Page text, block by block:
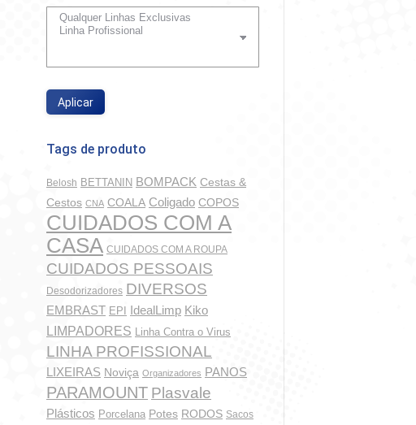
Aplicar
Tags de produto
Belosh BETTANIN BOMPACK Cestas &
Cestos CNA COALA Coligado COPOS
CUIDADOS COM A
CASA CUIDADOS COM A ROUPA
CUIDADOS PESSOAIS
Desodorizadores DIVERSOS
EMBRAST EPI IdealLimp Kiko
LIMPADORES Linha Contra o Virus
LINHA PROFISSIONAL
LIXEIRAS Noviça Organizadores PANOS
PARAMOUNT Plasvale
Plásticos Porcelana Potes RODOS Sacos